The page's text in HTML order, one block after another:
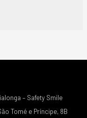
– Safety Smile
Tomé e Príncipe, 8B